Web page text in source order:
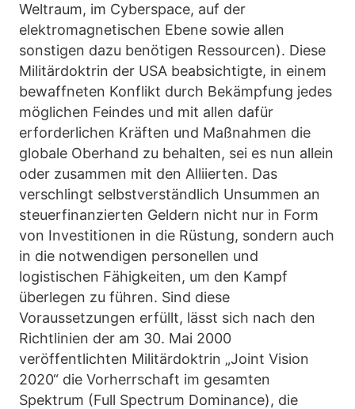
Weltraum, im Cyberspace, auf der
elektromagnetischen Ebene sowie allen
sonstigen dazu benötigen Ressourcen). Diese
Militärdoktrin der USA beabsichtigte, in einem
bewaffneten Konflikt durch Bekämpfung jedes
möglichen Feindes und mit allen dafür
erforderlichen Kräften und Maßnahmen die
globale Oberhand zu behalten, sei es nun allein
oder zusammen mit den Alliierten. Das
verschlingt selbstverständlich Unsummen an
steuerfinanzierten Geldern nicht nur in Form
von Investitionen in die Rüstung, sondern auch
in die notwendigen personellen und
logistischen Fähigkeiten, um den Kampf
überlegen zu führen. Sind diese
Voraussetzungen erfüllt, lässt sich nach den
Richtlinien der am 30. Mai 2000
veröffentlichten Militärdoktrin „Joint Vision
2020“ die Vorherrschaft im gesamten
Spektrum (Full Spectrum Dominance), die